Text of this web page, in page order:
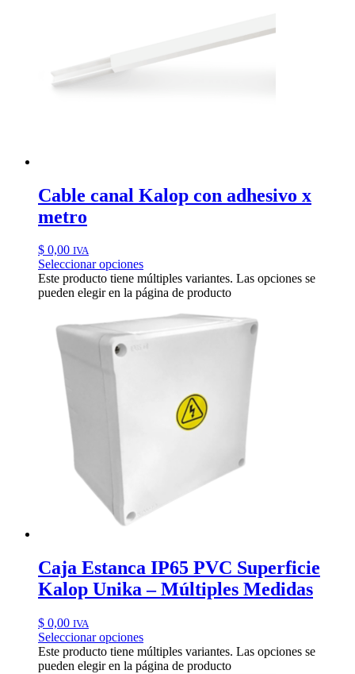
Cable canal Kalop con adhesivo x
metro
$ 0,00 IVA
Seleccionar opciones
Este producto tiene múltiples variantes. Las opciones se
pueden elegir en la página de producto
Caja Estanca IP65 PVC Superficie
Kalop Unika – Múltiples Medidas
$ 0,00 IVA
Seleccionar opciones
Este producto tiene múltiples variantes. Las opciones se
pueden elegir en la página de producto